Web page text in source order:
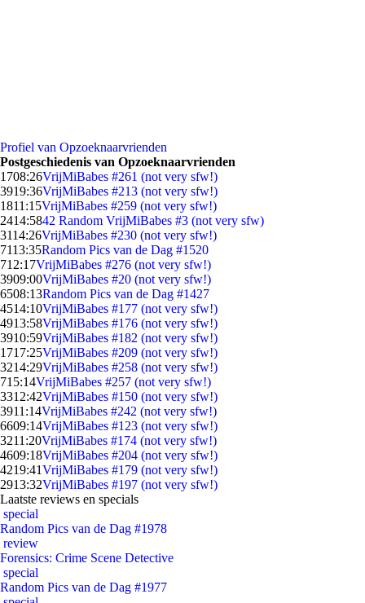
Profiel van Opzoeknaarvrienden
Postgeschiedenis van Opzoeknaarvrienden
1708:26VrijMiBabes #261 (not very sfw!)
3919:36VrijMiBabes #213 (not very sfw!)
1811:15VrijMiBabes #259 (not very sfw!)
2414:5842 Random VrijMiBabes #3 (not very sfw)
3114:26VrijMiBabes #230 (not very sfw!)
7113:35Random Pics van de Dag #1520
712:17VrijMiBabes #276 (not very sfw!)
3909:00VrijMiBabes #20 (not very sfw!)
6508:13Random Pics van de Dag #1427
4514:10VrijMiBabes #177 (not very sfw!)
4913:58VrijMiBabes #176 (not very sfw!)
3910:59VrijMiBabes #182 (not very sfw!)
1717:25VrijMiBabes #209 (not very sfw!)
3214:29VrijMiBabes #258 (not very sfw!)
715:14VrijMiBabes #257 (not very sfw!)
3312:42VrijMiBabes #150 (not very sfw!)
3911:14VrijMiBabes #242 (not very sfw!)
6609:14VrijMiBabes #123 (not very sfw!)
3211:20VrijMiBabes #174 (not very sfw!)
4609:18VrijMiBabes #204 (not very sfw!)
4219:41VrijMiBabes #179 (not very sfw!)
2913:32VrijMiBabes #197 (not very sfw!)
Laatste reviews en specials
special
Random Pics van de Dag #1978
review
Forensics: Crime Scene Detective
special
Random Pics van de Dag #1977